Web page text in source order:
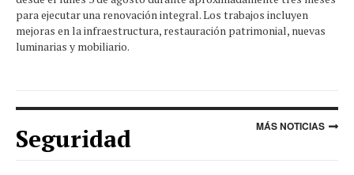
para ejecutar una renovación integral. Los trabajos incluyen
mejoras en la infraestructura, restauración patrimonial, nuevas
luminarias y mobiliario.
Seguridad MÁS NOTICIAS